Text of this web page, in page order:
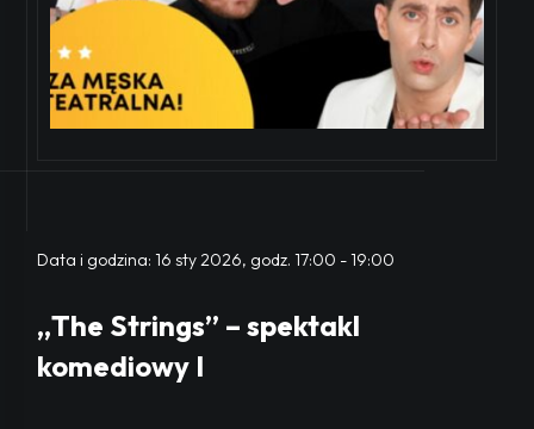
Data i godzina:16 sty 2026, godz. 17:00 -19:00
„The Strings” – spektakl
komediowy I